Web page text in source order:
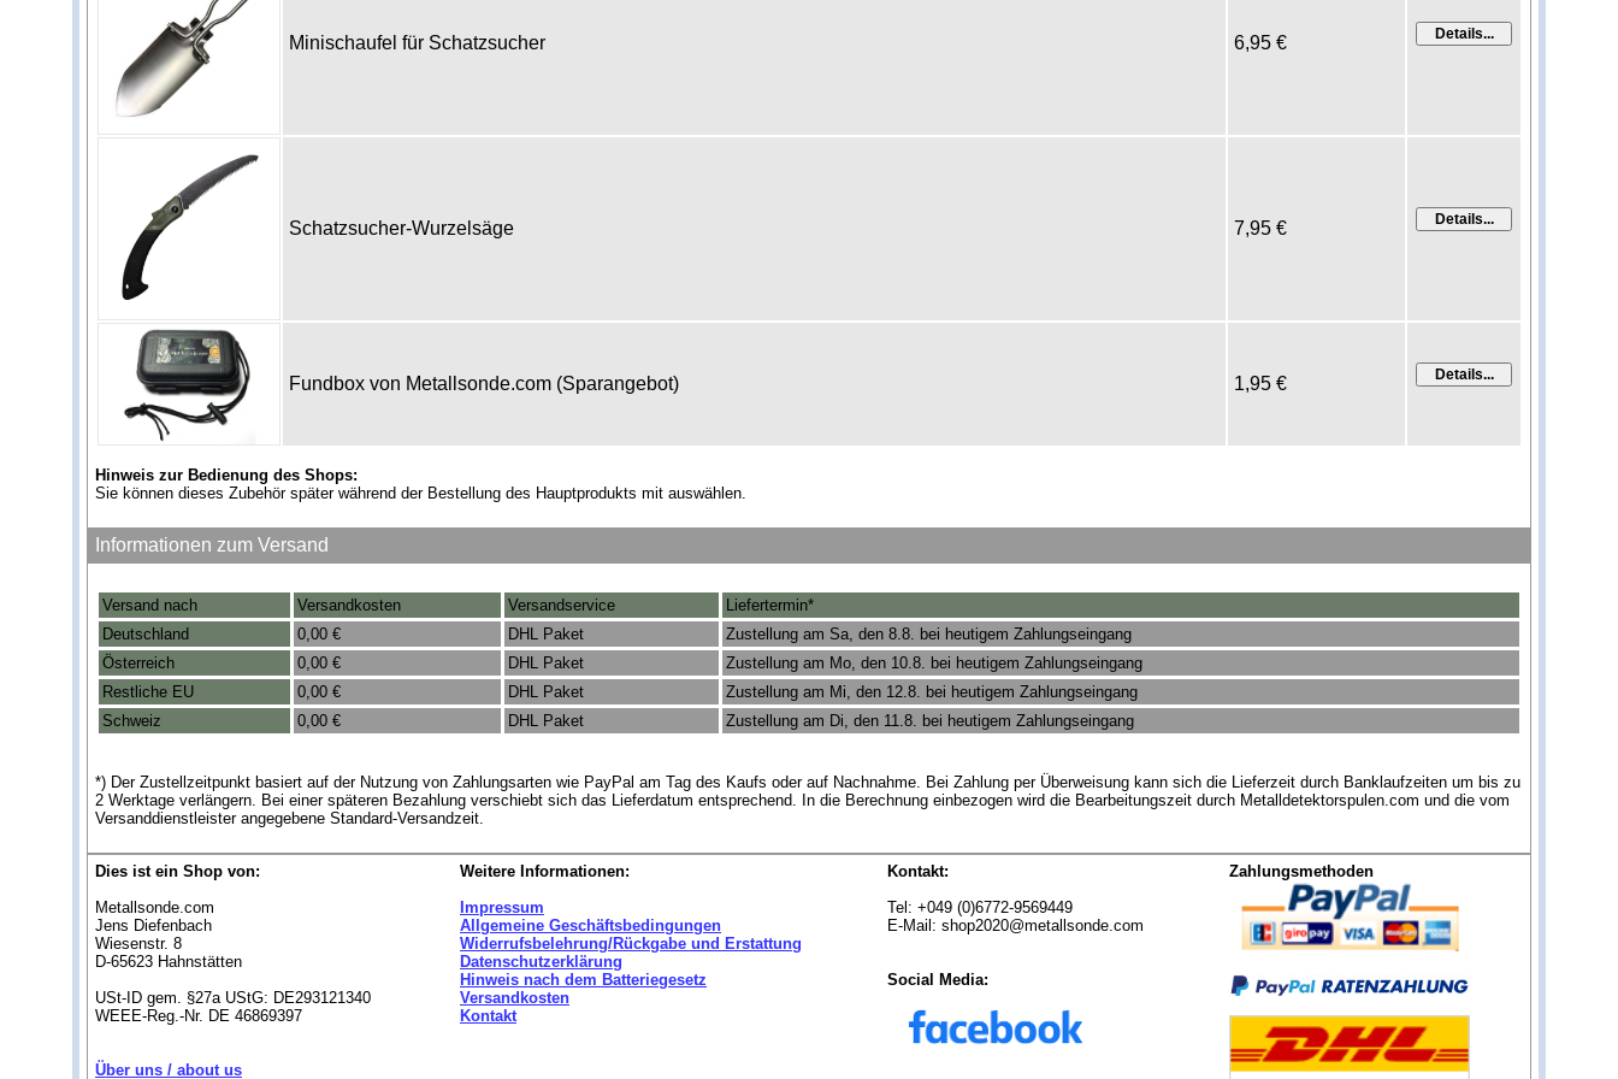
Minischaufel für Schatzsucher 6,95 €
Schatzsucher-Wurzelsäge 7,95 €
Fundbox von Metallsonde.com (Sparangebot) 1,95 €
Hinweis zur Bedienung des Shops:
Sie können dieses Zubehör später während der Bestellung des Hauptprodukts mit auswählen.
Informationen zum Versand
Versand nach Versandkosten Versandservice
Liefertermin*
Deutschland
0,00 € DHL Paket
Zustellung am Sa, den 8.8. bei heutigem Zahlungseingang
Österreich
0,00 € DHL Paket
Zustellung am Mo, den 10.8. bei heutigem Zahlungseingang
Restliche EU
0,00 € DHL Paket
Zustellung am Mi, den 12.8. bei heutigem Zahlungseingang
Schweiz
0,00 € DHL Paket Zustellung am Di, den 11.8. bei heutigem Zahlungseingang
*) Der Zustellzeitpunkt basiert auf der Nutzung von Zahlungsarten wie PayPal am Tag des Kaufs oder auf Nachnahme. Bei Zahlung per Überweisung kann sich die Lieferzeit durch Banklaufzeiten um bis zu
2 Werktage verlängern. Bei einer späteren Bezahlung verschiebt sich das Lieferdatum entsprechend. In die Berechnung einbezogen wird die Bearbeitungszeit durch Metalldetektorspulen.com und die vom
Versanddienstleister angegebene Standard-Versandzeit.
Dies ist ein Shop von:
Metallsonde.com
Jens Diefenbach
Wiesenstr. 8
D-65623 Hahnstätten
USt-ID gem. §27a UStG: DE293121340
WEEE-Reg.-Nr. DE 46869397
Über uns / about us
Weitere Informationen:
Impressum
Allgemeine Geschäftsbedingungen
Widerrufsbelehrung/Rückgabe und Erstattung
Datenschutzerklärung
Hinweis nach dem Batteriegesetz
Versandkosten
Kontakt
Kontakt:
Tel: +049 (0)6772-9569449
E-Mail: shop2020@metallsonde.com
Social Media:
Zahlungsmethoden